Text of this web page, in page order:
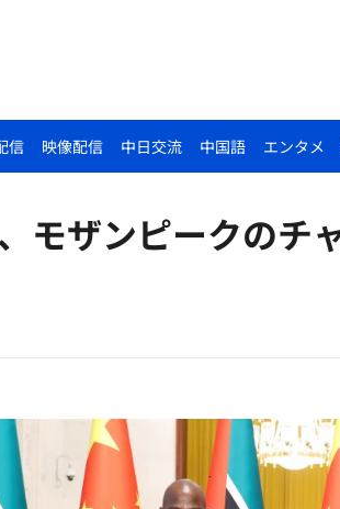
信 映像配信 中日交流 中国語 エンタメ
モザンピークのチ